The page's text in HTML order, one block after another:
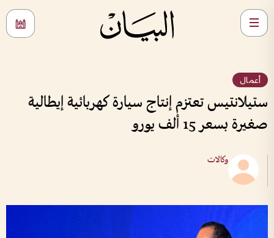
أعمال
ستيلانتيس تعتزم إنتاج سيارة كهربائية إيطالية
صغيرة بسعر 15 ألف يورو
وكالات